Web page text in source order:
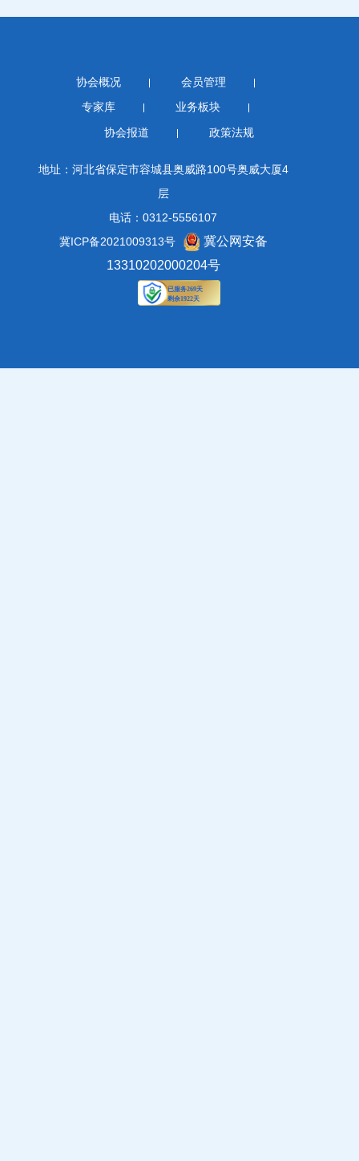
协会概况
会员管理
专家库
业务板块
协会报道
政策法规
地址：河北省保定市容城县奥威路100号奥威大厦4
层
电话：0312-5556107
冀ICP备2021009313号
冀公网安备
13310202000204号